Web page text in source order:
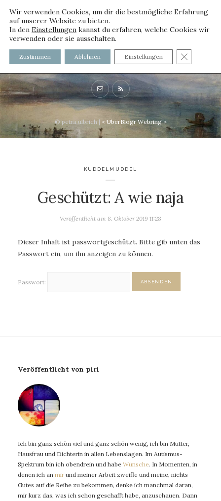
voller worte - mit und ohne
Innenfutter
© petra ulbrich | < UberBlogr Webring >
KUDDELMUDDEL
Geschützt: A wie naja
Veröffentlicht am 8. Oktober 2019 11:28
Dieser Inhalt ist passwortgeschützt. Bitte gib unten das
Passwort ein, um ihn anzeigen zu können.
Passwort:
Veröffentlicht von piri
Ich bin ganz schön viel und ganz schön wenig, ich bin Mutter,
Hausfrau und Dichterin in allen Lebenslagen. Im Autismus-
Spektrum bin ich obendrein und habe Wünsche. In Momenten, in
denen ich an mir und meiner Arbeit zweifle und meine, nichts
Gutes auf die Reihe zu bekommen, denke ich manchmal daran,
mir kurz das, was ich schon geschafft habe, anzuschauen. Dann
Wir verwenden Cookies, um dir die bestmögliche Erfahrung
auf unserer Website zu bieten.
In den Einstellungen kannst du erfahren, welche Cookies wir
verwenden oder sie ausschalten.
Zustimmen Ablehnen Einstellungen GDPR